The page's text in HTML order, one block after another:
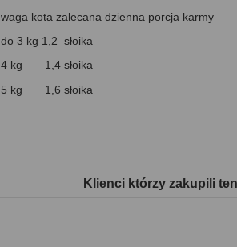
waga kota zalecana dzienna porcja karmy
do 3 kg 1,2 słoika
4 kg
1,4 słoika
5 kg
1,6 słoika
Klienci którzy zakupili